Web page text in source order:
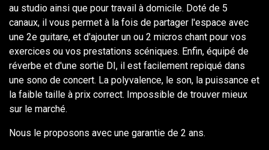
au studio ainsi que pour travail à domicile. Doté de 5
canaux, il vous permet à la fois de partager l'espace avec
une 2e guitare, et d'ajouter un ou 2 micros chant pour vos
exercices ou vos prestations scéniques. Enfin, équipé de
réverbe et d'une sortie DI, il est facilement repiqué dans
une sono de concert. La polyvalence, le son, la puissance et
la faible taille à prix correct. Impossible de trouver mieux
sur le marché.
Nous le proposons avec une garantie de 2 ans.